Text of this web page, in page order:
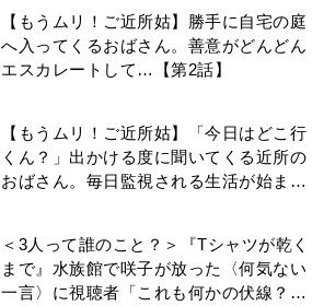
【もうムリ！ご近所姑】勝手に自宅の庭
へ入ってくるおばさん。善意がどんどん
エスカレートして…【第2話】
【もうムリ！ご近所姑】「今日はどこ行
くん？」出かける度に聞いてくる近所の
おばさん。毎日監視される生活が始ま
＜3人って誰のこと？＞『Tシャツが乾く
まで』水族館で咲子が放った〈何気ない
一言〉に視聴者「これも何かの伏線？」